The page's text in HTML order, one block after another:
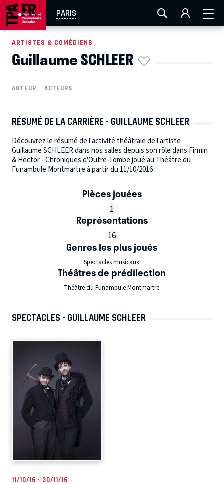
PARIS
AIX-MARSEILLE LA ROCHELLE
EN TOURNÉE
ARTISTES & COMÉDIENS
Guillaume SCHLEER
AUTEUR ACTEURS
RÉSUMÉ DE LA CARRIÈRE - GUILLAUME SCHLEER
Découvrez le résumé de l'activité théâtrale de l'artiste
Guillaume SCHLEER dans nos salles depuis son rôle dans Firmin
& Hector - Chroniques d'Outre-Tombe joué au Théâtre du
Funambule Montmartre à partir du 11/10/2016 :
Pièces jouées
1
Représentations
16
Genres les plus joués
Spectacles musicaux
Théâtres de prédilection
Théâtre du Funambule Montmartre
SPECTACLES - GUILLAUME SCHLEER
11/10/16 - 30/11/16